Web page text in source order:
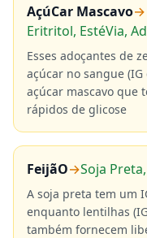
AçúCar Mascavo→
Eritritol, EstéVia,
Esses adoçantes de
açúcar no sangue
açúcar mascavo que
rápidos de glicose
FeijãO→Soja
A soja preta tem um
enquanto lentilhas
também fornecem